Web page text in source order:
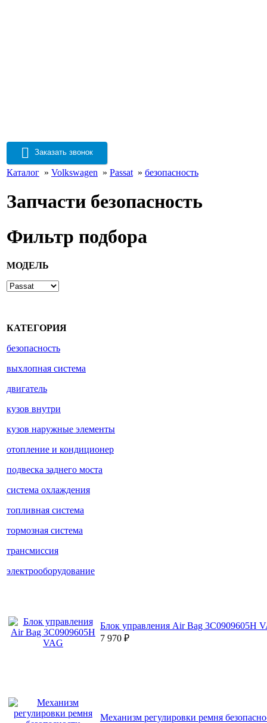
Заказать звонок
Каталог » Volkswagen » Passat » безопасность
Запчасти безопасность
Фильтр подбора
МОДЕЛЬ
КАТЕГОРИЯ
безопасность
выхлопная система
двигатель
кузов внутри
кузов наружные элементы
отопление и кондиционер
подвеска заднего моста
система охлаждения
топливная система
тормозная система
трансмиссия
электрооборудование
Блок управления Air Bag 3C0909605H
7 970 ₽
Механизм регулировки ремня